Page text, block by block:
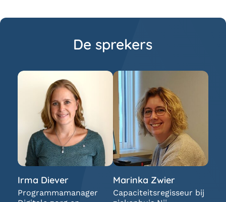
De sprekers
Irma Diever
Programmamanager
Marinka Zwier
Capaciteitsregisseur bij